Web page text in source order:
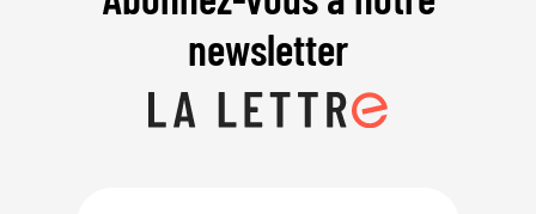
newsletter